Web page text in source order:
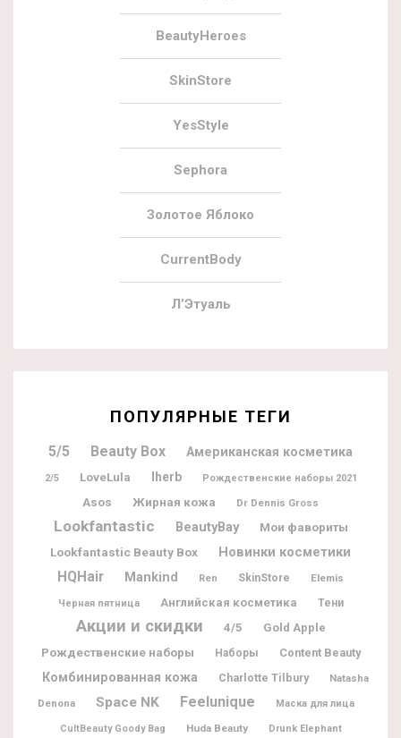
BeautyHeroes
SkinStore
YesStyle
Sephora
Золотое Яблоко
CurrentBody
Л’Этуаль
ПОПУЛЯРНЫЕ ТЕГИ
5/5 Beauty Box Американская косметика
2/5 LoveLula Iherb Рождественские наборы 2021
Asos Жирная кожа Dr Dennis Gross
Lookfantastic BeautyBay
Мои фавориты
Lookfantastic Beauty Box
Новинки косметики
HQHair
Mankind Ren SkinStore Elemis
Черная пятница Английская косметика Тени
Акции и скидки 4/5 Gold Apple
Рождественские наборы Наборы Content Beauty
Комбинированная кожа Charlotte Tilbury
Natasha
Denona
Space NK Feelunique Маска для лица
CultBeauty Goody Bag Huda Beauty Drunk Elephant